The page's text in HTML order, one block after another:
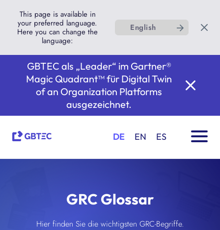
This page is available in
your preferred language.
Here you can change the
language:
English
GBTEC als „Leader“ im Gartner®
Magic Quadrant™ für Digital Twin
of an Organization Platforms
ausgezeichnet.
DE EN ES
GRC Glossar
Hier finden Sie die wichtigsten GRC-Begriffe.